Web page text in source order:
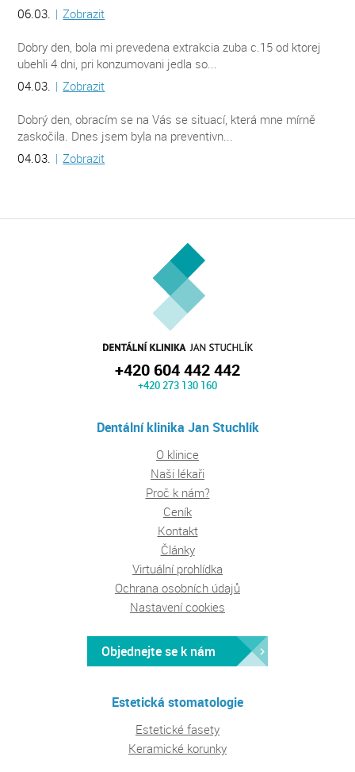
06.03. | Zobrazit
Dobry den, bola mi prevedena extrakcia zuba c.15 od ktorej
ubehli 4 dni, pri konzumovani jedla so...
04.03. | Zobrazit
Dobrý den, obracím se na Vás se situací, která mne mírně
zaskočila. Dnes jsem byla na preventivn...
04.03. | Zobrazit
+420 604 442 442
+420 273 130 160
Dentální klinika Jan Stuchlík
O klinice
Naši lékaři
Proč k nám?
Ceník
Kontakt
Články
Virtuální prohlídka
Ochrana osobních údajů
Nastavení cookies
Objednejte se k nám
Estetická stomatologie
Estetické fasety
Keramické korunky